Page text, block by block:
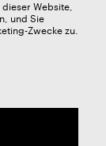
Website,
und Sie
Zwecke zu.